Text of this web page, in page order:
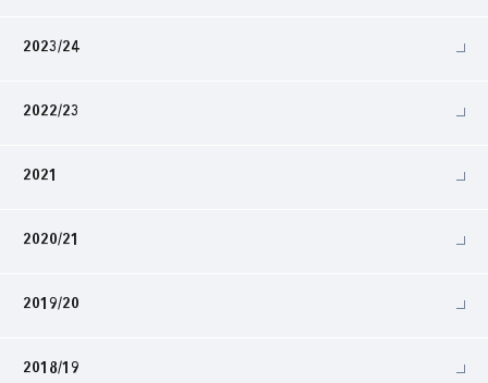
2023/24
2022/23
2021
2020/21
2019/20
2018/19